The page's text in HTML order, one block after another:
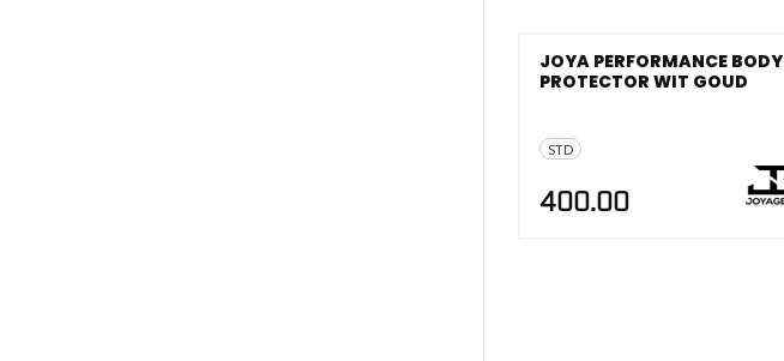
STD
JOYA PERFORMANCE BODY
PROTECTOR WIT GOUD
400.00